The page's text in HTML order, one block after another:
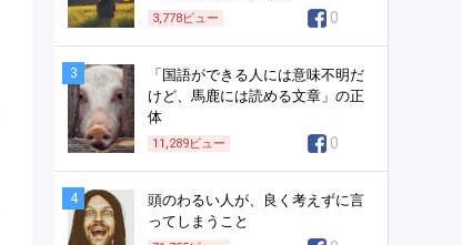
3,778ビュー 0
3
「国語ができる人には意味不明だ
けど、馬鹿には読める文章」の正
体
11,289ビュー 0
4
頭のわるい人が、良く考えずに言
ってしまうこと